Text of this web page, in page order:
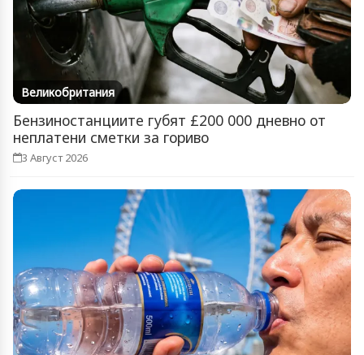
Великобритания
Бензиностанциите губят £200 000 дневно от
неплатени сметки за гориво
3 Август 2026